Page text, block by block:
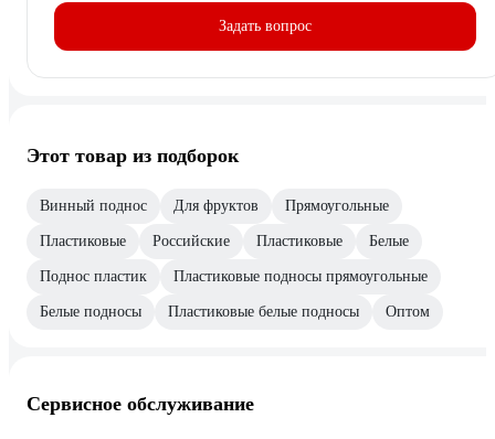
Задать вопрос
Этот товар из подборок
Винный поднос Для фруктов Прямоугольные
Пластиковые Российские Пластиковые Белые
Поднос пластик Пластиковые подносы прямоугольные
Белые подносы Пластиковые белые подносы Оптом
Сервисное обслуживание